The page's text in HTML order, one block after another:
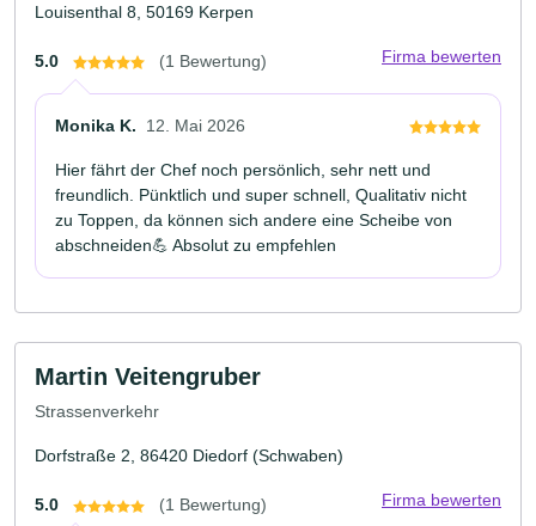
Louisenthal 8, 50169 Kerpen
5.0 (1 Bewertung) Firma bewerten
Monika K. 12. Mai 2026
Hier fährt der Chef noch persönlich, sehr nett und
freundlich. Pünktlich und super schnell, Qualitativ nicht
zu Toppen, da können sich andere eine Scheibe von
abschneiden💪 Absolut zu empfehlen
Martin Veitengruber
Strassenverkehr
Dorfstraße 2, 86420 Diedorf (Schwaben)
5.0 (1 Bewertung) Firma bewerten